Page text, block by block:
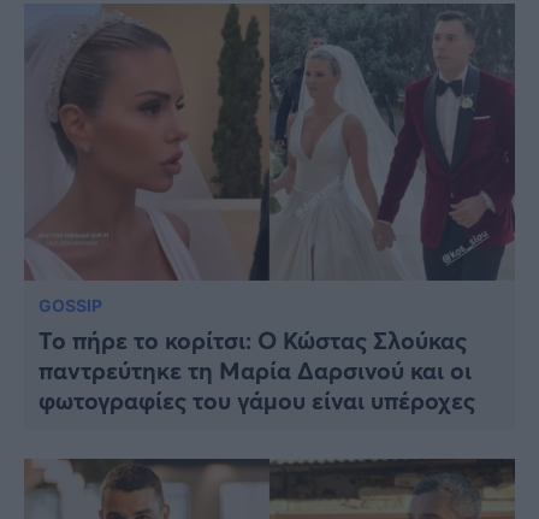
GOSSIP
Το πήρε το κορίτσι: Ο Κώστας Σλούκας
παντρεύτηκε τη Μαρία Δαρσινού και οι
φωτογραφίες του γάμου είναι υπέροχες